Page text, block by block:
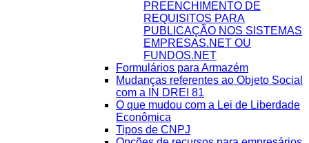
PREENCHIMENTO DE
REQUISITOS PARA
PUBLICAÇÃO NOS SISTEMAS
EMPRESAS.NET OU
FUNDOS.NET
Formulários para Armazém
Mudanças referentes ao Objeto Social
com a IN DREI 81
O que mudou com a Lei de Liberdade
Econômica
Tipos de CNPJ